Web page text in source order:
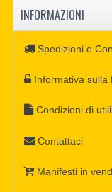
INFORMAZIONI
Spedizioni e
Informativa sulla
Condizioni di
Contattaci
Manifesti in